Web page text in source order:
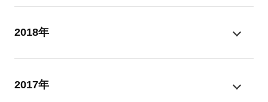
2018年
2017年